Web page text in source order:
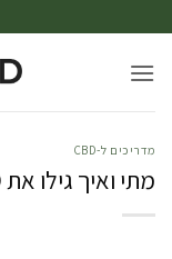
מדריכים ל-CBD
מתי ואיך גילו את CBD בעולם המדע והרפואה?